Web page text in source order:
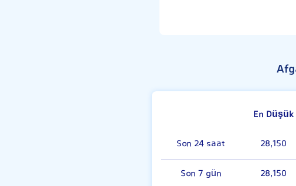
En Düşük
Son 24 saat
28,150
Son 7 gün 28,150